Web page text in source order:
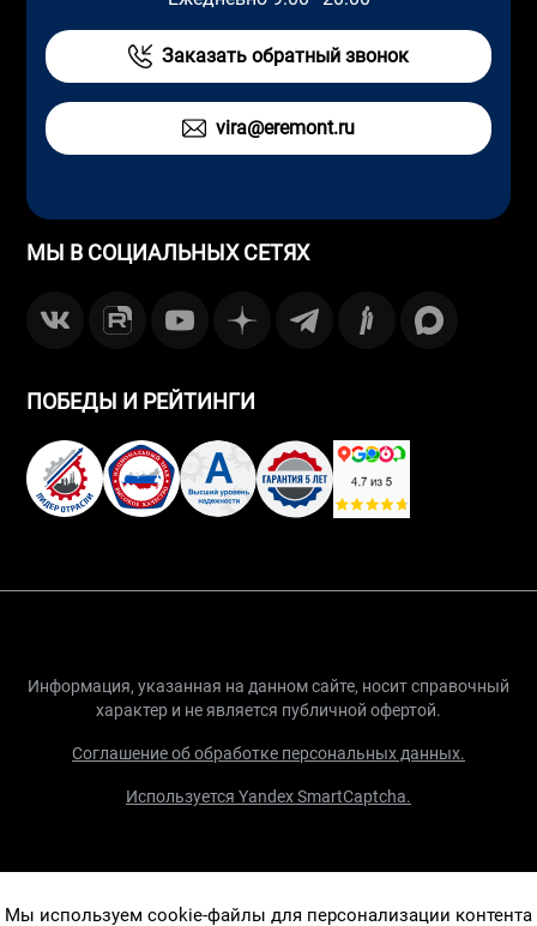
Заказать обратный звонок
vira@eremont.ru
МЫ В СОЦИАЛЬНЫХ СЕТЯХ
ПОБЕДЫ И РЕЙТИНГИ
Информация, указанная на данном сайте, носит справочный
характер и не является публичной офертой.
Соглашение об обработке персональных данных.
Используется Yandex SmartCaptcha.
Мы используем cookie-файлы для персонализации контента